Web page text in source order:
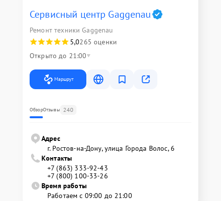
Сервисный центр Gaggenau
Ремонт техники Gaggenau
5,0265 оценки
Открыто до 21:00
Маршрут
ОбзорОтзывы 240
Адрес
г. Ростов-на-Дону, улица Города Волос, 6
Контакты
+7 (863) 333-92-43
+7 (800) 100-33-26
Время работы
Работаем с 09:00 до 21:00